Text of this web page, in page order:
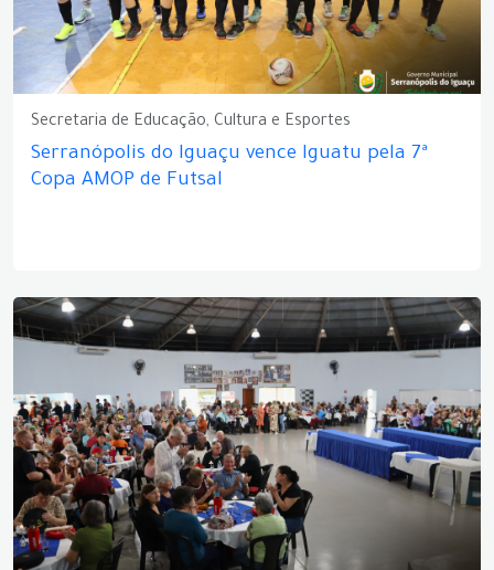
Secretaria de Educação, Cultura e Esportes
Serranópolis do Iguaçu vence Iguatu pela 7ª
Copa AMOP de Futsal